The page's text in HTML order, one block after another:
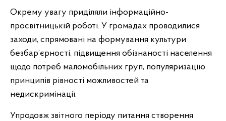
Окрему увагу приділяли інформаційно-
просвітницькій роботі. У громадах проводилися
заходи, спрямовані на формування культури
безбар’єрності, підвищення обізнаності населення
щодо потреб маломобільних груп, популяризацію
принципів рівності можливостей та
недискримінації.
Упродовж звітного періоду питання створення